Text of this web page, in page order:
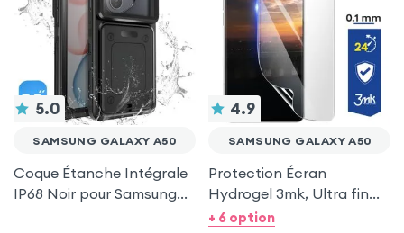
5.0
SAMSUNG GALAXY A50
Coque Étanche Intégrale
IP68 Noir pour Samsung
4.9
SAMSUNG GALAXY A50
Protection Écran
Hydrogel 3mk, Ultra fin
pour Samsung Galaxy
+ 6 option